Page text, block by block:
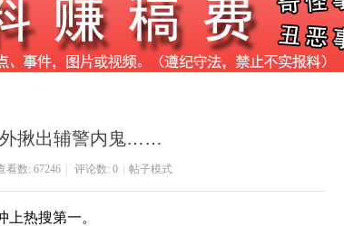
外揪出辅警内鬼……
看数: 67246 评论数: 0 帖子模式
热搜第一。